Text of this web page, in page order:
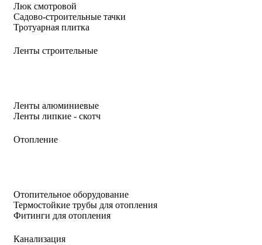
Люк смотровой
Садово-строительные тачки
Тротуарная плитка
Ленты строительные
Ленты алюминиевые
Ленты липкие - скотч
Отопление
Отопительное оборудование
Термостойкие трубы для отопления
Фитинги для отопления
Канализация